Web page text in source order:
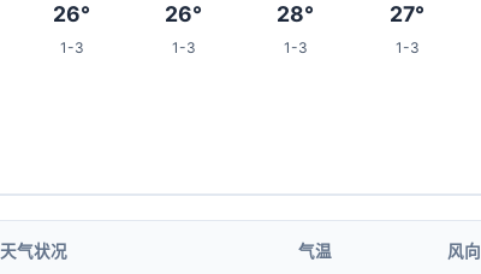
26°
1-3
26°
1-3
28°
1-3
27°
1-3
1-3 1-3 1-3 1-3
天气状况 气温 风向